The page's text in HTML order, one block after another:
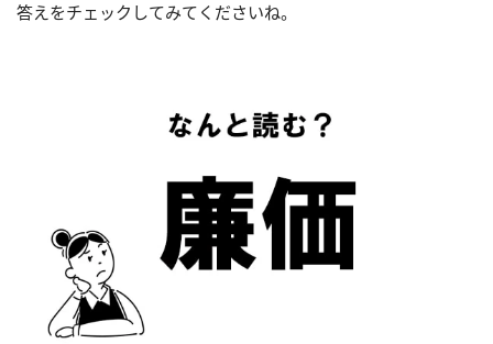
答えをチェックしてみてくださいね。